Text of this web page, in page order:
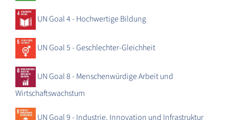
UN Goal 4 - Hochwertige Bildung
UN Goal 5 - Geschlechter-Gleichheit
UN Goal 8 - Menschenwürdige Arbeit und
Wirtschaftswachstum
UN Goal 9 - Industrie, Innovation und Infrastruktur